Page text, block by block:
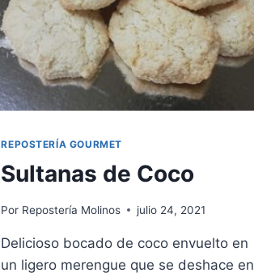
REPOSTERÍA GOURMET
Sultanas de Coco
Por Repostería Molinos julio 24, 2021
Delicioso bocado de coco envuelto en
un ligero merengue que se deshace en